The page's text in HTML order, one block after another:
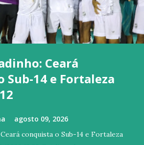
Ceará
Sub-14 e Fortaleza
agosto 09, 2026
conquista o Sub-14 e Fortaleza